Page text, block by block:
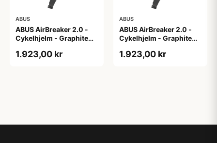
ABUS
ABUS AirBreaker 2.0 -
Cykelhjelm - Graphite
1.923,00 kr
ABUS
ABUS AirBreaker 2.0 -
Cykelhjelm - Graphite
1.923,00 kr